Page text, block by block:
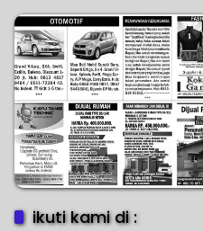
ikuti kami di :